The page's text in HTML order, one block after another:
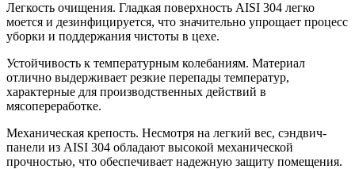
Легкость очищения. Гладкая поверхность AISI 304 легко
моется и дезинфицируется, что значительно упрощает процесс
уборки и поддержания чистоты в цехе.
Устойчивость к температурным колебаниям. Материал
отлично выдерживает резкие перепады температур,
характерные для производственных действий в
мясопереработке.
Механическая крепость. Несмотря на легкий вес, сэндвич-
панели из AISI 304 обладают высокой механической
прочностью, что обеспечивает надежную защиту помещения.